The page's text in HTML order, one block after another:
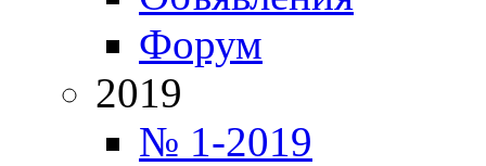
Форум
2019
№ 1-2019